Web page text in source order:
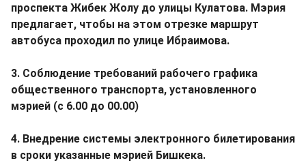
проспекта Жибек Жолу до улицы Кулатова. Мэрия
предлагает, чтобы на этом отрезке маршрут
автобуса проходил по улице Ибраимова.
3. Соблюдение требований рабочего графика
общественного транспорта, установленного
мэрией (с 6.00 до 00.00)
4. Внедрение системы электронного билетирования
в сроки указанные мэрией Бишкека.